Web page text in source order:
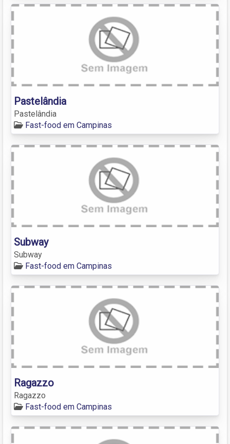
Pastelândia
Pastelândia
Fast-food em Campinas
Subway
Subway
Fast-food em Campinas
Ragazzo
Ragazzo
Fast-food em Campinas